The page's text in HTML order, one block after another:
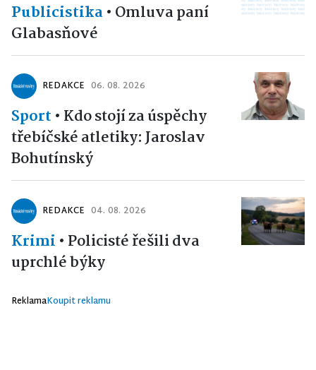
Publicistika• Omluva paní
Glabasňové
REDAKCE 06. 08. 2026
Sport • Kdo stojí za úspěchy
třebíčské atletiky: Jaroslav
Bohutínský
REDAKCE 04. 08. 2026
Krimi • Policisté řešili dva
uprchlé býky
ReklamaKoupit reklamu